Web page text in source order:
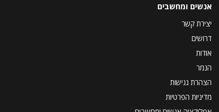
אנשים ומחשבים
יצירת קשר
דרושים
אודות
הנמר
הצהרת נגישות
מדיניות הפרטיות